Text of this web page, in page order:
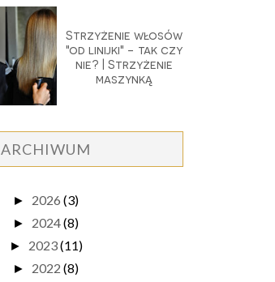
Strzyżenie włosów
"od linijki" - tak czy
nie? | Strzyżenie
maszynką
ARCHIWUM
► 2026 (3)
► 2024(8)
► 2023(11)
► 2022 (8)